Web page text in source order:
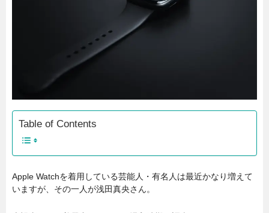
Table of Contents
Apple Watchを着用している芸能人・有名人は最近かなり増えて
いますが、その一人が浅田真央さん。